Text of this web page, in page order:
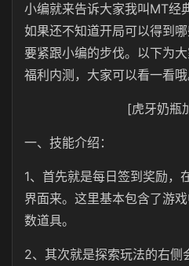
小编就来告诉大家我叫MT经
如果还不知道开局可以得到
要紧跟小编的步伐。以下为
福利内测，大家可以看一看哦
[虎牙奶瓶
一、技能介绍：
1、首先就是每日签到奖励，
界面来。这里基本包含了游
数道具。
2、其次就是探索玩法的右侧